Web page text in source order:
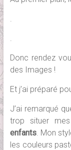
Donc rendez
des Images !
Et j’ai préparé
J’ai remarqué
trop situer
enfants. Mon
les couleurs